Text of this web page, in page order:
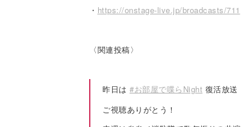
・ https://onstage-live.jp/broadcasts/711
〈関連投稿〉
昨日は #お部屋で喋らNight 復活放送
ご視聴ありがとう！